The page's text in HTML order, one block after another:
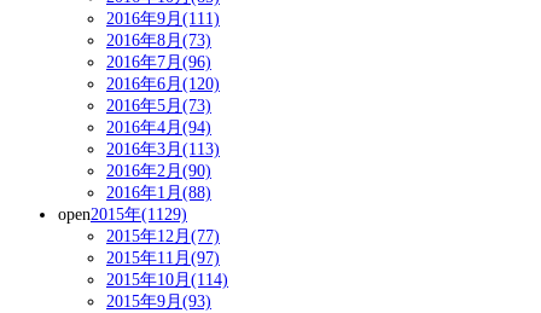
2016年9月(111)
2016年8月(73)
2016年7月(96)
2016年6月(120)
2016年5月(73)
2016年4月(94)
2016年3月(113)
2016年2月(90)
2016年1月(88)
open2015年(1129)
2015年12月(77)
2015年11月(97)
2015年10月(114)
2015年9月(93)